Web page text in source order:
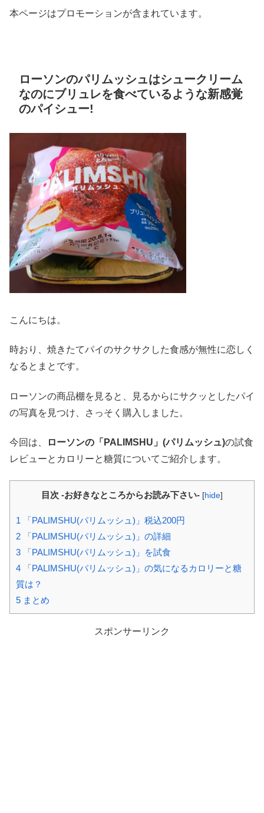
本ページはプロモーションが含まれています。
ローソンのパリムッシュはシュークリーム
なのにブリュレを食べているような新感覚
のパイシュー!
こんにちは。
時おり、焼きたてパイのサクサクした食感が無性に恋しく
なるとまとです。
ローソンの商品棚を見ると、見るからにサクッとしたパイ
の写真を見つけ、さっそく購入しました。
今回は、 ローソンの「PALIMSHU」(パリムッシュ)の試食
レビューとカロリーと糖質についてご紹介します。
目次 -お好きなところからお読み下さい- [hide]
1 「PALIMSHU(パリムッシュ)」税込200円
2 「PALIMSHU(パリムッシュ)」の詳細
3 「PALIMSHU(パリムッシュ)」を試食
4 「PALIMSHU(パリムッシュ)」の気になるカロリーと糖
質は？
5 まとめ
スポンサーリンク